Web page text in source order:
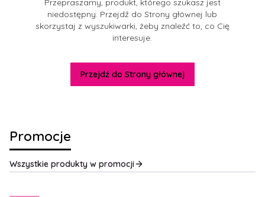
Przepraszamy, produkt, którego szukasz jest
niedostępny. Przejdź do Strony głównej lub
skorzystaj z wyszukiwarki, żeby znaleźć to, co Cię
interesuje.
Przejdź do Strony głównej
Promocje
Wszystkie produkty w promocji